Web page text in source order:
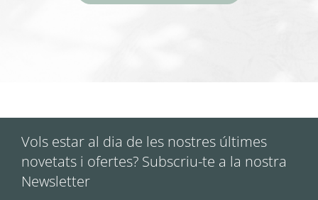
Vols estar al dia de les nostres últimes
novetats i ofertes? Subscriu-te a la nostra
Newsletter